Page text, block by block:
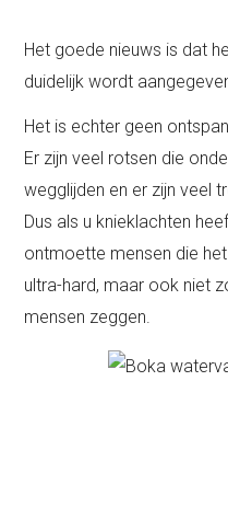
Het goede nieuws is dat
duidelijk wordt
Het is echter geen
Er zijn veel rotsen die
wegglijden en er zijn veel
Dus als u knieklachten
ontmoette mensen die
ultra-hard, maar ook niet
mensen zeggen.